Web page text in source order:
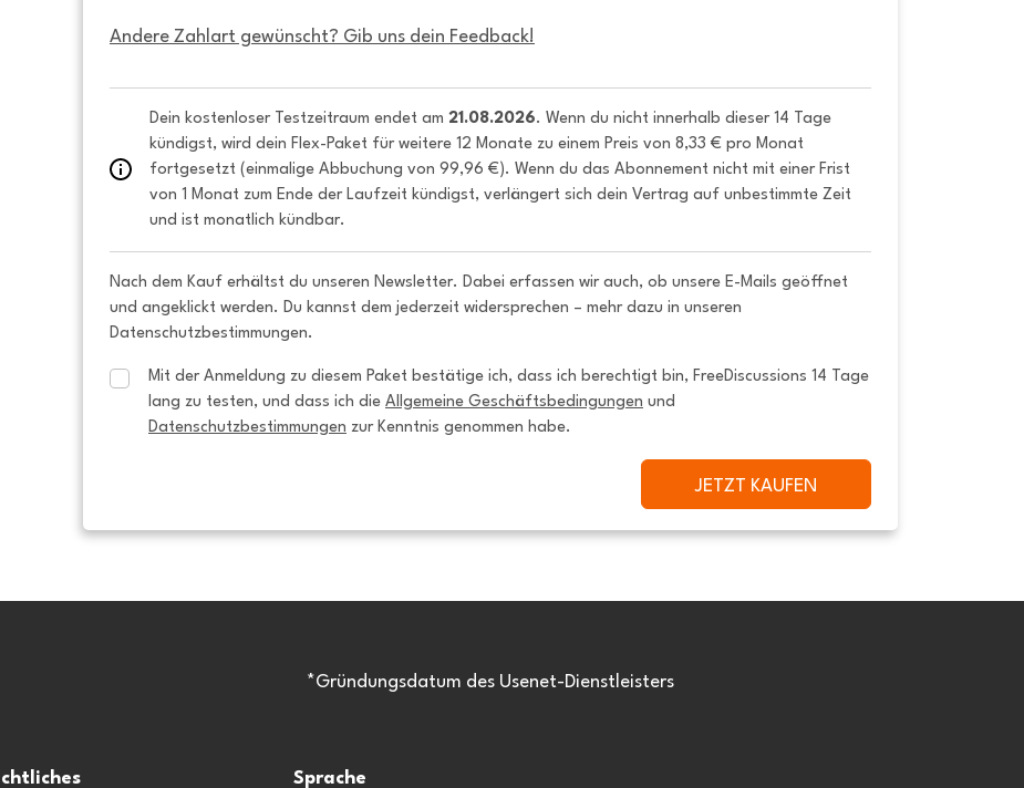
Andere Zahlart gewünscht? Gib uns dein Feedback!
Dein kostenloser Testzeitraum endet am 21.08.2026. Wenn du nicht innerhalb dieser 14 Tage
kündigst, wird dein Flex-Paket für weitere 12 Monate zu einem Preis von 8,33 € pro Monat
fortgesetzt (einmalige Abbuchung von 99,96 €). Wenn du das Abonnement nicht mit einer Frist
von 1 Monat zum Ende der Laufzeit kündigst, verlängert sich dein Vertrag auf unbestimmte Zeit
und ist monatlich kündbar.
Nach dem Kauf erhältst du unseren Newsletter. Dabei erfassen wir auch, ob unsere E-Mails geöffnet
und angeklickt werden. Du kannst dem jederzeit widersprechen – mehr dazu in unseren
Datenschutzbestimmungen.
Mit der Anmeldung zu diesem Paket bestätige ich, dass ich berechtigt bin, FreeDiscussions 14 Tage
lang zu testen, und dass ich die Allgemeine Geschäftsbedingungen
Datenschutzbestimmungen zur Kenntnis genommen habe.
JETZT KAUFEN
*Gründungsdatum des Usenet-Dienstleisters
Sprache